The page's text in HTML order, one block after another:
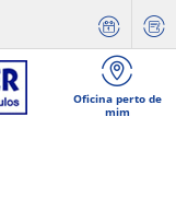
Oficina perto de
mim